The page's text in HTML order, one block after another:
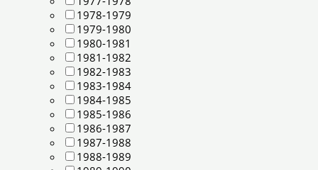
1978-1979
1979-1980
1980-1981
1981-1982
1982-1983
1983-1984
1984-1985
1985-1986
1986-1987
1987-1988
1988-1989